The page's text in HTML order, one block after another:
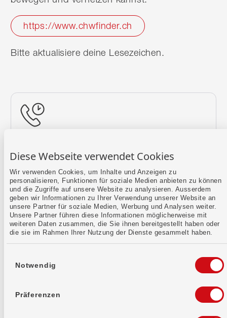
Diese Webseite verwendet Cookies
Wir verwenden Cookies, um Inhalte und Anzeigen zu
personalisieren, Funktionen für soziale Medien anbieten zu können
und die Zugriffe auf unsere Website zu analysieren. Ausserdem
geben wir Informationen zu Ihrer Verwendung unserer Website an
unsere Partner für soziale Medien, Werbung und Analysen weiter.
Unsere Partner führen diese Informationen möglicherweise mit
weiteren Daten zusammen, die Sie ihnen bereitgestellt haben oder
die sie im Rahmen Ihrer Nutzung der Dienste gesammelt haben.
Notwendig
Präferenzen
https://www.chwfinder.ch
Bitte aktualisiere deine Lesezeichen.
Mehr erfahren
Kontaktformular